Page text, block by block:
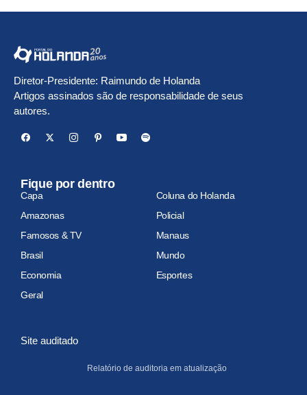
Diretor-Presidente: Raimundo de Holanda
Artigos assinados são de responsabilidade de seus
autores.
Fique por dentro
Capa
Coluna do Holanda
Amazonas
Policial
Famosos & TV
Manaus
Brasil
Mundo
Economia
Esportes
Geral
Site auditado
Relatório de auditoria em atualização